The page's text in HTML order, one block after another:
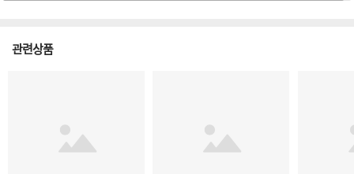
관련상품